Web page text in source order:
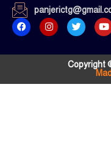
Copyright ©